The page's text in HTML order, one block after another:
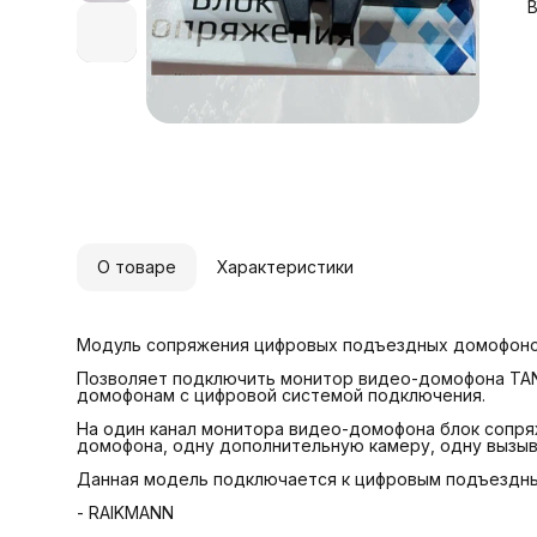
-
О товаре Характеристики
Модуль сопряжения цифровых подъездных
Позволяет подключить монитор видео-домофона
домофонам с цифровой системой подключения.
На один канал монитора видео-домофона блок
домофона, одну дополнительную камеру, одну
Данная модель подключается к цифровым
- RAIKMANN